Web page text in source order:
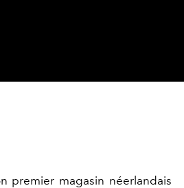
premier magasin néerlandais